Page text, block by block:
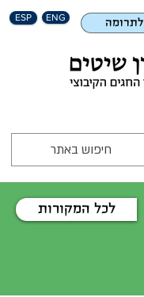
ESP ENG לתרומה
לכל המקורות